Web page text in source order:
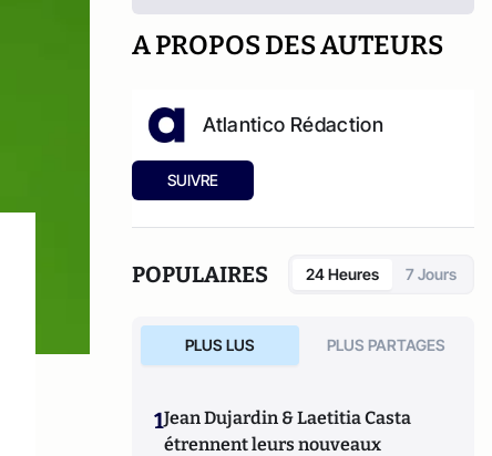
A PROPOS DES AUTEURS
Atlantico Rédaction
SUIVRE
POPULAIRES 24 Heures 7 Jours
PLUS LUS PLUS PARTAGES
1Jean Dujardin & Laetitia Casta
étrennent leurs nouveaux